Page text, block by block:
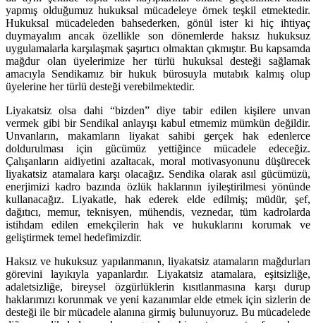
yapmış olduğumuz hukuksal mücadeleye örnek teşkil etmektedir.
Hukuksal mücadeleden bahsederken, gönül ister ki hiç ihtiyaç
duymayalım ancak özellikle son dönemlerde haksız hukuksuz
uygulamalarla karşılaşmak şaşırtıcı olmaktan çıkmıştır. Bu kapsamda
mağdur olan üyelerimize her türlü hukuksal desteği sağlamak
amacıyla Sendikamız bir hukuk bürosuyla mutabık kalmış olup
üyelerine her türlü desteği verebilmektedir.
Liyakatsiz olsa dahi “bizden” diye tabir edilen kişilere unvan
vermek gibi bir Sendikal anlayışı kabul etmemiz mümkün değildir.
Unvanların, makamların liyakat sahibi gerçek hak edenlerce
doldurulması için gücümüz yettiğince mücadele edeceğiz.
Çalışanların aidiyetini azaltacak, moral motivasyonunu düşürecek
liyakatsiz atamalara karşı olacağız. Sendika olarak asıl gücümüzü,
enerjimizi kadro bazında özlük haklarının iyileştirilmesi yönünde
kullanacağız. Liyakatle, hak ederek elde edilmiş; müdür, şef,
dağıtıcı, memur, teknisyen, mühendis, veznedar, tüm kadrolarda
istihdam edilen emekçilerin hak ve hukuklarını korumak ve
geliştirmek temel hedefimizdir.
Haksız ve hukuksuz yapılanmanın, liyakatsiz atamaların mağdurları
görevini layıkıyla yapanlardır. Liyakatsiz atamalara, eşitsizliğe,
adaletsizliğe, bireysel özgürlüklerin kısıtlanmasına karşı durup
haklarımızı korunmak ve yeni kazanımlar elde etmek için sizlerin de
desteği ile bir mücadele alanına girmiş bulunuyoruz. Bu mücadelede